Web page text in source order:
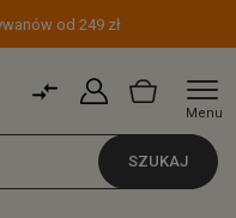
od 249 zł
Menu
SZUKAJ